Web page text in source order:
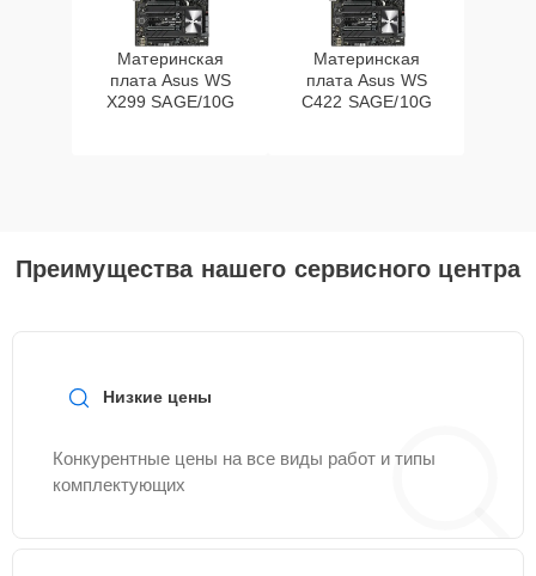
Материнская
плата Asus WS
X299 SAGE/10G
Материнская
плата Asus WS
C422 SAGE/10G
Преимущества нашего сервисного центра
Низкие цены
Конкурентные цены на все виды работ и типы
комплектующих